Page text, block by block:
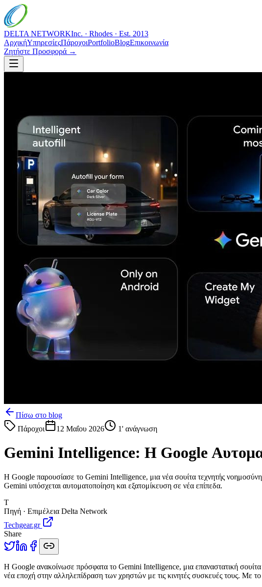
DELTA NETWORKInc. · Rhodes · Est. 2013
ΑρχικήΥπηρεσίεςΠάροχοιPortfolioBlogΕπικοινωνία
Ζητήστε Προσφορά →
Πίσω στο blog
Πάροχοι
12 Μαΐου 2026 1' ανάγνωση
Gemini Intelligence: Η Google
Η Google παρουσίασε το Gemini Intelligence, μια νέα σουίτα τεχνητής
Gemini υπόσχεται αυτοματοποίηση και εξατομίκευση σε νέα επίπεδα.
T
Πηγή · Επιμέλεια Delta Network
Techgear.gr
Share
Η Google ανακοίνωσε πρόσφατα το Gemini Intelligence, μια επαναστατική
νέα εποχή στην αλληλεπίδραση των χρηστών με τις κινητές συσκευές τους. Με